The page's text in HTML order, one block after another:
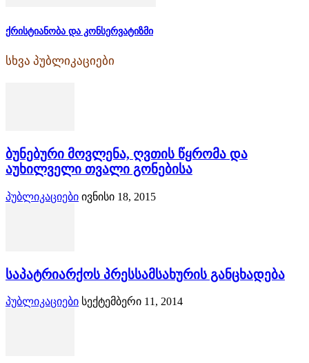
ქრისტიანობა და კონსერვატიზმი
სხვა პუბლიკაციები
ბუნებური მოვლენა, ღვთის წყრომა და
აუხილველი თვალი გონებისა
პუბლიკაციები ივნისი 18, 2015
საპატრიარქოს პრესსამსახურის განცხადება
პუბლიკაციები სექტემბერი 11, 2014